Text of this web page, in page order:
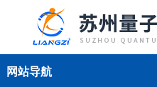
网站导航